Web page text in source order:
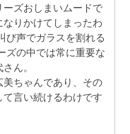
ズおしまいムードで
りかけてしまったわ
び声でガラスを割れる
ズの中では常に重要な
ん。
ちゃんであり、その
言い続けるわけです